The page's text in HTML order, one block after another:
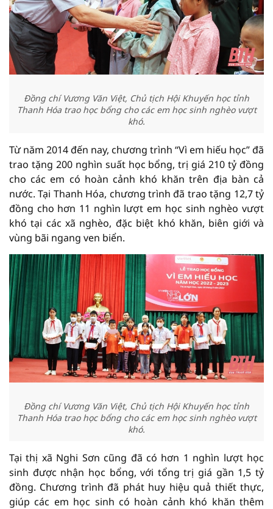
Đồng chí Vương Văn Việt, Chủ tịch Hội Khuyến học tỉnh
Thanh Hóa trao học bổng cho các em học sinh nghèo vượt
khó.
Từ năm 2014 đến nay, chương trình “Vì em hiếu học” đã
trao tặng 200 nghìn suất học bổng, trị giá 210 tỷ đồng
cho các em có hoàn cảnh khó khăn trên địa bàn cả
nước. Tại Thanh Hóa, chương trình đã trao tặng 12,7 tỷ
đồng cho hơn 11 nghìn lượt em học sinh nghèo vượt
khó tại các xã nghèo, đặc biệt khó khăn, biên giới và
vùng bãi ngang ven biển.
Đồng chí Vương Văn Việt, Chủ tịch Hội Khuyến học tỉnh
Thanh Hóa trao học bổng cho các em học sinh nghèo vượt
khó.
Tại thị xã Nghi Sơn cũng đã có hơn 1 nghìn lượt học
sinh được nhận học bổng, với tổng trị giá gần 1,5 tỷ
đồng. Chương trình đã phát huy hiệu quả thiết thực,
giúp các em học sinh có hoàn cảnh khó khăn thêm